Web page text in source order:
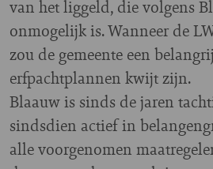
van het liggeld, die volgens
onmogelijk is. Wanneer de
zou de gemeente een
erfpachtplannen kwijt zijn.
Blaauw is sinds de jaren
sindsdien actief in
alle voorgenomen